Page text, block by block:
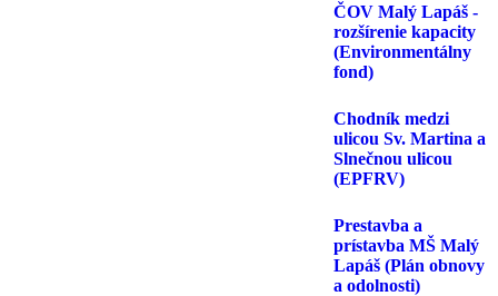
ČOV Malý Lapáš -
rozšírenie kapacity
(Environmentálny
fond)
Chodník medzi
ulicou Sv. Martina a
Slnečnou ulicou
(EPFRV)
Prestavba a
prístavba MŠ Malý
Lapáš (Plán obnovy
a odolnosti)